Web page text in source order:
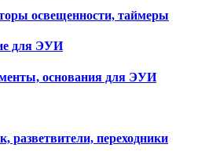
освещенности, таймеры
для ЭУИ
основания для ЭУИ
разветвители, переходники